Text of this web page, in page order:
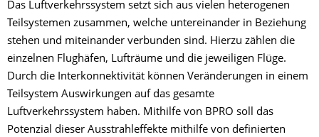
Das Luftverkehrssystem setzt sich aus vielen heterogenen
Teilsystemen zusammen, welche untereinander in Beziehung
stehen und miteinander verbunden sind. Hierzu zählen die
einzelnen Flughäfen, Lufträume und die jeweiligen Flüge.
Durch die Interkonnektivität können Veränderungen in einem
Teilsystem Auswirkungen auf das gesamte
Luftverkehrssystem haben. Mithilfe von BPRO soll das
Potenzial dieser Ausstrahleffekte mithilfe von definierten